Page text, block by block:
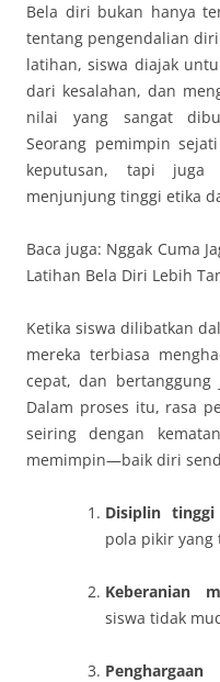
Bela diri bukan hanya
tentang pengendalian
latihan, siswa diajak
dari kesalahan, dan
nilai yang sangat
Seorang pemimpin
keputusan, tapi juga
menjunjung tinggi etika
Baca juga: Nggak Cuma
Latihan Bela Diri Lebih
Ketika siswa dilibatkan
mereka terbiasa
cepat, dan
Dalam proses itu, rasa
seiring dengan
memimpin—baik diri
Disiplin tinggi
pola pikir
Keberanian
siswa tidak